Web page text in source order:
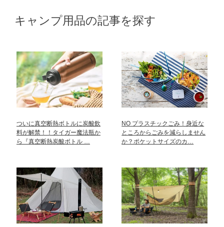
キャンプ用品の記事を探す
ついに真空断熱ボトルに炭酸飲
料が解禁！！タイガー魔法瓶か
ら『真空断熱炭酸ボトル …
NO プラスチックごみ！身近な
ところからごみを減らしません
か？ポケットサイズのカ…